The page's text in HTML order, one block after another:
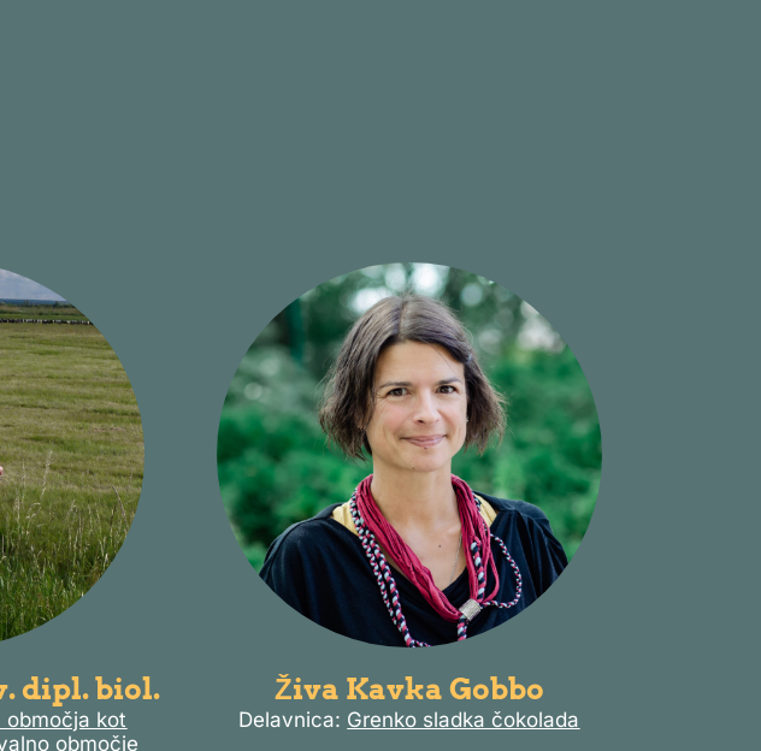
dipl. biol.
območja kot
območje
Živa Kavka Gobbo
Delavnica: Grenko sladka čokolada